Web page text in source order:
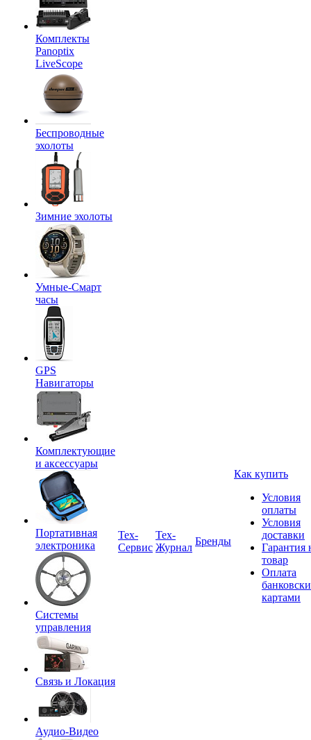
Комплекты
Panoptix
LiveScope
Беспроводные
эхолоты
Зимние эхолоты
Умные-Смарт
часы
GPS
Навигаторы
Комплектующие
и аксессуары
Портативная
электроника
Системы
управления
Связь и Локация
Аудио-Видео
Tex-
Сервис
Тех-
Журнал
Бренды
Как купить
Условия
оплаты
Условия
доставки
Гарантия
товар
Оплата
картами